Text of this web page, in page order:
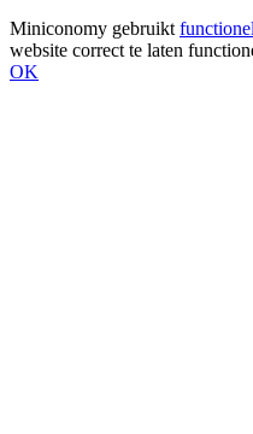
Miniconomy gebruikt
website correct te laten
OK